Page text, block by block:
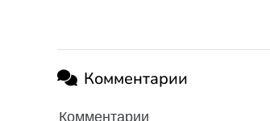
Комментарии
Комментарии